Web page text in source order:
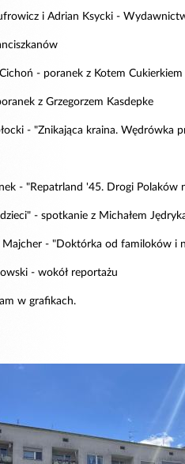
i Adrian Ksycki -
- poranek z Kotem Cukierkiem
z Grzegorzem Kasdepke
- "Znikająca kraina. Wędrówka
- "Repatrland '45. Drogi Polaków
- spotkanie z Michałem
Majcher - "Doktórka od familoków i
- wokół reportażu
w grafikach.